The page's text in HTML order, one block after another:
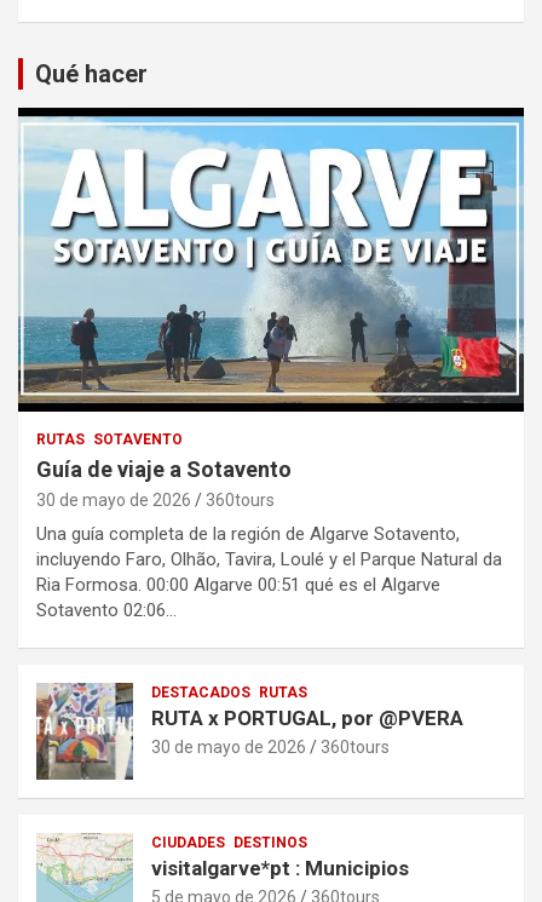
Qué hacer
RUTAS SOTAVENTO
Guía de viaje a Sotavento
30 de mayo de 2026 360tours
Una guía completa de la región de Algarve Sotavento,
incluyendo Faro, Olhão, Tavira, Loulé y el Parque Natural da
Ria Formosa. 00:00 Algarve 00:51 qué es el Algarve
Sotavento 02:06…
DESTACADOS RUTAS
RUTA x PORTUGAL, por @PVERA
30 de mayo de 2026 360tours
CIUDADES DESTINOS
visitalgarve*pt : Municipios
5 de mayo de 2026 360tours